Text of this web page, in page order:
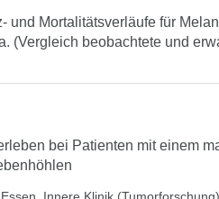
und Mortalitätsverläufe für
(Vergleich beobachtete und
bei Patienten mit einem